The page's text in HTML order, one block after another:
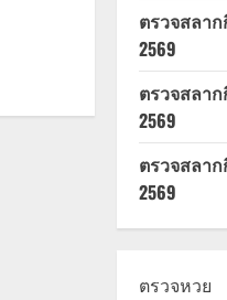
ตรวจสลา
2569
ตรวจสลา
2569
ตรวจสลา
2569
ตรวจหวย